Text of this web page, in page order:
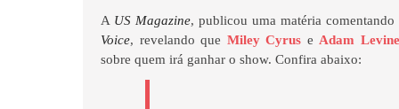
A US Magazine, publicou uma matéria
Voice, revelando que Miley Cyrus eAdam Levine
sobre quem irá ganhar o show. Confira abaixo: